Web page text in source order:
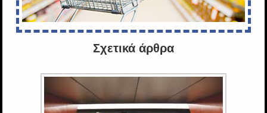
Σχετικά άρθρα